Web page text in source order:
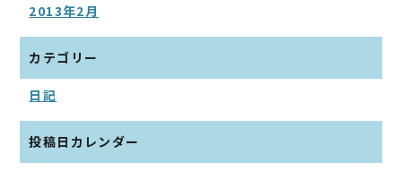
2013年2月
カテゴリー
日記
投稿日カレンダー